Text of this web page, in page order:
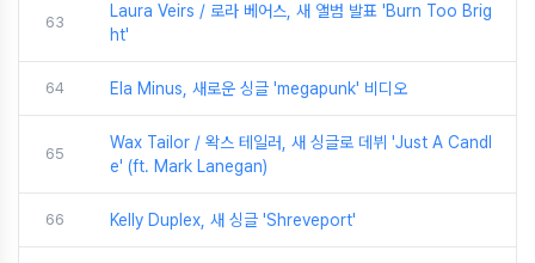
63
Laura Veirs / 로라 베어스, 새 앨범 발표 'Burn Too Brig
ht'
64 Ela Minus, 새로운 싱글 'megapunk' 비디오
65
Wax Tailor / 왁스 테일러, 새 싱글로 데뷔 'Just A Candl
e' (ft. Mark Lanegan)
66 Kelly Duplex, 새 싱글 'Shreveport'